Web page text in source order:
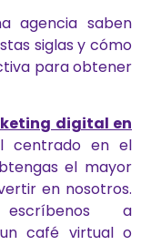
agencia saben
siglas y cómo
para obtener
digital en
centrado en el
el mayor
en nosotros.
a
café virtual o